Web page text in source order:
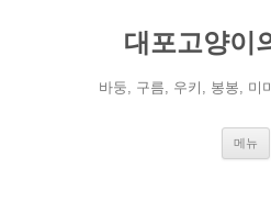
대포고양이
바둥, 구름, 우키, 봉봉, 미
메뉴